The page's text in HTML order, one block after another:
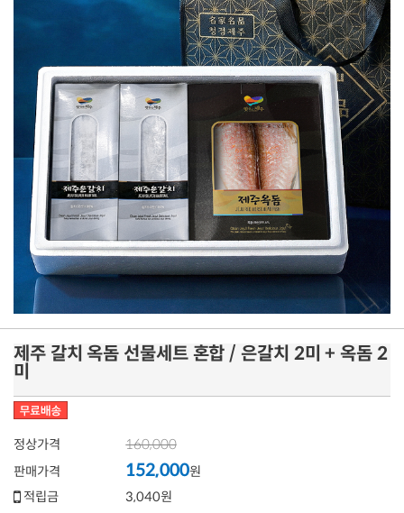
제주 갈치 옥돔 선물세트 혼합 / 은갈치 2미 + 옥돔 2
미
정상가격 160,000
판매가격 152,000원
적립금
3,040원